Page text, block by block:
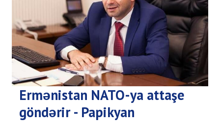
Ermənistan NATO-ya attaşe
göndərir - Papikyan